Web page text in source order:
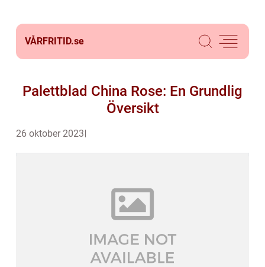
VÅRFRITID.se
Palettblad China Rose: En Grundlig
Översikt
26 oktober 2023